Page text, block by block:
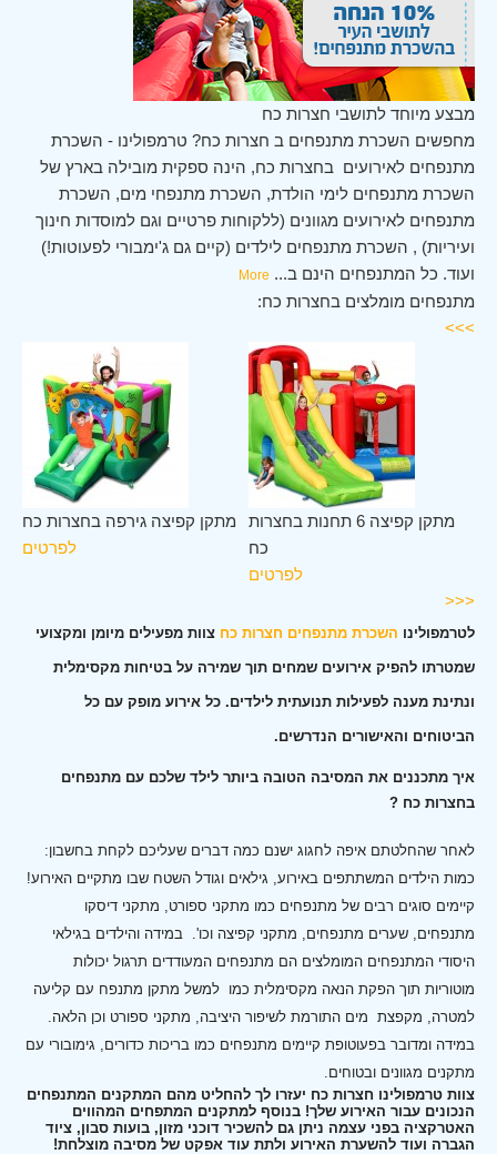
מבצע מיוחד לתושבי חצרות כח
מחפשים השכרת מתנפחים ב חצרות כח? טרמפולינו - השכרת
מתנפחים לאירועים בחצרות כח, הינה ספקית מובילה בארץ של
השכרת מתנפחים לימי הולדת, השכרת מתנפחי מים, השכרת
מתנפחים לאירועים מגוונים (ללקוחות פרטיים וגם למוסדות חינוך
ועיריות) , השכרת מתנפחים לילדים (קיים גם ג'ימבורי לפעוטות!)
ועוד. כל המתנפחים הינם ב...
More
מתנפחים מומלצים בחצרות כח:
>>>
מתקן קפיצה גירפה בחצרות כח
לפרטים
מתקן קפיצה 6 תחנות בחצרות
כח
לפרטים
<<<
לטרמפולינו השכרת מתנפחים חצרות כח צוות מפעילים מיומן ומקצועי
שמטרתו להפיק אירועים שמחים תוך שמירה על בטיחות מקסימלית
ונתינת מענה לפעילות תנועתית לילדים. כל אירוע מופק עם כל
הביטוחים והאישורים הנדרשים.
איך מתכננים את המסיבה הטובה ביותר לילד שלכם עם מתנפחים
בחצרות כח ?
לאחר שהחלטתם איפה לחגוג ישנם כמה דברים שעליכם לקחת בחשבון:
כמות הילדים המשתתפים באירוע, גילאים וגודל השטח שבו מתקיים האירוע!
קיימים סוגים רבים של מתנפחים כמו מתקני ספורט, מתקני דיסקו
מתנפחים, שערים מתנפחים, מתקני קפיצה וכו'. במידה והילדים בגילאי
היסודי המתנפחים המומלצים הם מתנפחים המעודדים תרגול יכולות
מוטוריות תוך הפקת הנאה מקסימלית כמו למשל מתקן מתנפח עם קליעה
למטרה, מקפצת מים התורמת לשיפור היציבה, מתקני ספורט וכן הלאה.
במידה ומדובר בפעוטופת קיימים מתנפחים כמו בריכות כדורים, גימובורי עם
מתקנים מגוונים ובטוחים.
צוות טרמפולינו חצרות כח יעזרו לך להחליט מהם המתקנים המתנפחים
הנכונים עבור האירוע שלך! בנוסף למתקנים המתפחים המהווים
האטרקציה בפני עצמה ניתן גם להשכיר דוכני מזון, בועות סבון, ציוד
הגברה ועוד להשערת האירוע ולתת עוד אפקט של מסיבה מוצלחת!